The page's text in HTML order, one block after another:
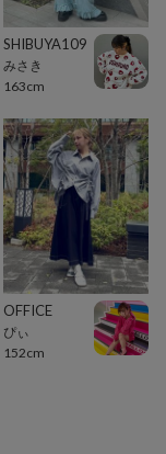
SHIBUYA109
みさき
163cm
OFFICE
ぴぃ
152cm